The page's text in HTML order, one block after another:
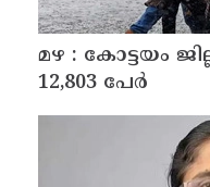
മഴ : കോട്ടയം
12,803 പേര്‍